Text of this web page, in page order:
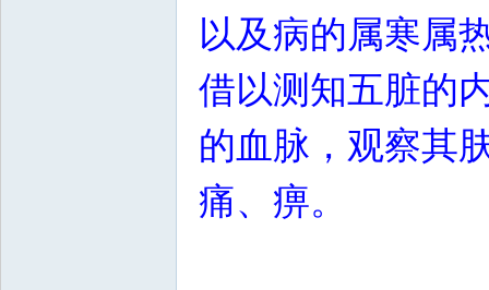
以及病的属寒属
借以测知五脏的
的血脉，观察其
痛、痹。